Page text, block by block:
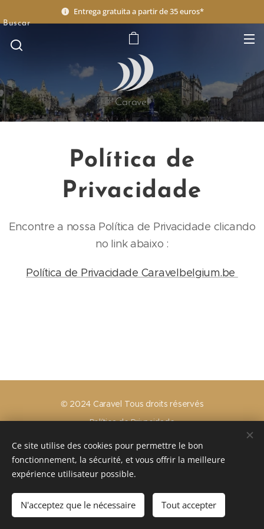
Entrega gratuita a partir de 35 euros*
Caravel
Buscar
Política de
Privacidade
Encontre a nossa Política de Privacidade clicando
no link abaixo :
Política de Privacidade Caravelbelgium.be
© 2024 Caravel Tous droits réservés
Política de Privacidade
Condições gerais
Cookies
Français
Nederlands English Português
Ce site utilise des cookies pour permettre le bon
fonctionnement, la sécurité, et vous offrir la meilleure
expérience utilisateur possible.
N'acceptez que le nécessaire Tout accepter